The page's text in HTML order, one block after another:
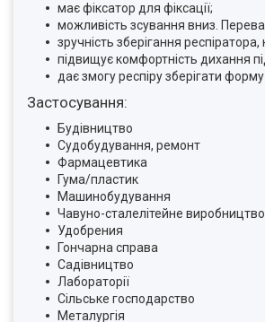
має фіксатор для фіксації;
можливість зсування вниз.
зручність зберігання
підвищує комфортність дихання
дає змогу респіру зберігати
Застосування:
Будівництво
Судобудування, ремонт
Фармацевтика
Гума/пластик
Машинобудування
Чавуно-сталелітейне виробництво
Удобрения
Гончарна справа
Садівництво
Лабораторії
Сільське господарство
Металургія